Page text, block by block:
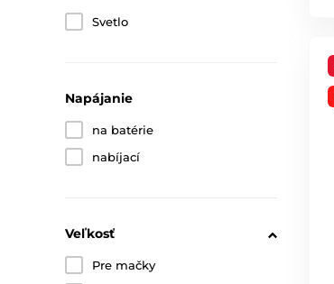
Svetlo
Napájanie
na batérie
nabíjací
Veľkosť
Pre mačky